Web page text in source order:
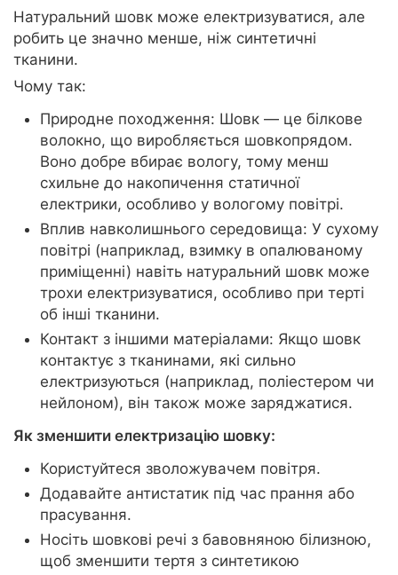
Натуральний шовк може електризуватися, але
робить це значно менше, ніж синтетичні
тканини.
Чому так:
Природне походження: Шовк — це білкове
волокно, що виробляється шовкопрядом.
Воно добре вбирає вологу, тому менш
схильне до накопичення статичної
електрики, особливо у вологому повітрі.
Вплив навколишнього середовища: У сухому
повітрі (наприклад, взимку в опалюваному
приміщенні) навіть натуральний шовк може
трохи електризуватися, особливо при терті
об інші тканини.
Контакт з іншими матеріалами: Якщо шовк
контактує з тканинами, які сильно
електризуються (наприклад, поліестером чи
нейлоном), він також може заряджатися.
Як зменшити електризацію шовку:
Користуйтеся зволожувачем повітря.
Додавайте антистатик під час прання або
прасування.
Носіть шовкові речі з бавовняною білизною,
щоб зменшити тертя з синтетикою